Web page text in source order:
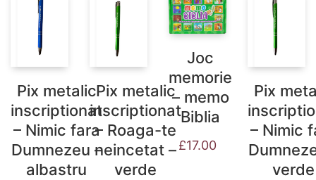
Pix metalic
inscriptionat
– Nimic fara
Dumnezeu –
albastru
Pix metalic
inscriptionat
– Roaga-te
neincetat –
verde
Joc
memorie
– memo
Biblia
£17.00
Pix
– Nimic
verde